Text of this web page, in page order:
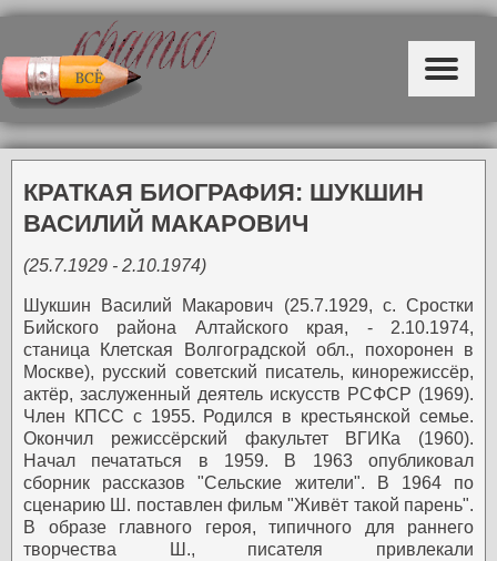
КРАТКАЯ БИОГРАФИЯ: ШУКШИН
ВАСИЛИЙ МАКАРОВИЧ
(25.7.1929 - 2.10.1974)
Шукшин Василий Макарович (25.7.1929, с. Сростки
Бийского района Алтайского края, - 2.10.1974,
станица Клетская Волгоградской обл., похоронен в
Москве), русский советский писатель, кинорежиссёр,
актёр, заслуженный деятель искусств РСФСР (1969).
Член КПСС с 1955. Родился в крестьянской семье.
Окончил режиссёрский факультет ВГИКа (1960).
Начал печататься в 1959. В 1963 опубликовал
сборник рассказов "Сельские жители". В 1964 по
сценарию Ш. поставлен фильм "Живёт такой парень".
В образе главного героя, типичного для раннего
творчества Ш., писателя привлекали